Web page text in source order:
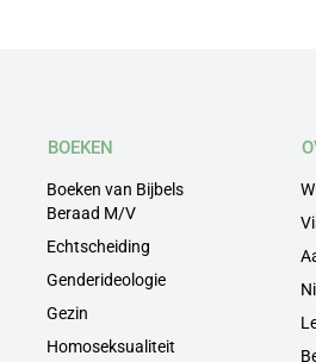
BOEKEN
Boeken van Bijbels
Beraad M/V
Echtscheiding
Genderideologie
Gezin
Homoseksualiteit